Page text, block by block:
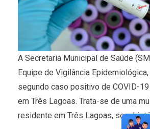
A Secretaria Municipal de Saúde
Equipe de Vigilância
segundo caso positivo de COVID-
em Três Lagoas. Trata-se de uma
residente em Três Lagoas, sem